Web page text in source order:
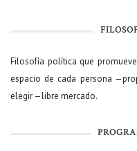
Filosofía política que
espacio de cada persona
elegir —libre mercado.